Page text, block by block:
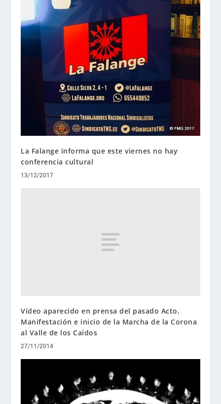
La Falange informa que este viernes no hay
conferencia cultural
13/12/2017
Vídeo aparecido en prensa del pasado Acto,
Manifestación e inicio de la Marcha de la Corona
al Valle de los Caídos
27/11/2014